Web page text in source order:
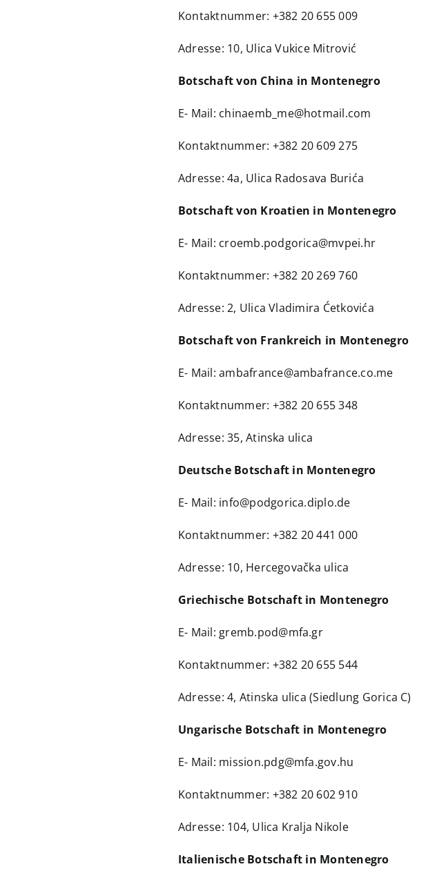
Kontaktnummer: +382 20 655 009
Adresse: 10, Ulica Vukice Mitrović
Botschaft von China in Montenegro
E- Mail: chinaemb_me@hotmail.com
Kontaktnummer: +382 20 609 275
Adresse: 4a, Ulica Radosava Burića
Botschaft von Kroatien in Montenegro
E- Mail: croemb.podgorica@mvpei.hr
Kontaktnummer: +382 20 269 760
Adresse: 2, Ulica Vladimira Ćetkovića
Botschaft von Frankreich in Montenegro
E- Mail:ambafrance@ambafrance.co.me
Kontaktnummer: +382 20 655 348
Adresse: 35, Atinska ulica
Deutsche Botschaft in Montenegro
E- Mail: info@podgorica.diplo.de
Kontaktnummer: +382 20 441 000
Adresse: 10, Hercegovačka ulica
Griechische Botschaft in Montenegro
E- Mail: gremb.pod@mfa.gr
Kontaktnummer: +382 20 655 544
Adresse: 4, Atinska ulica (Siedlung Gorica C)
Ungarische Botschaft in Montenegro
E- Mail: mission.pdg@mfa.gov.hu
​​Kontaktnummer: +382 20 602 910
Adresse: 104, Ulica Kralja Nikole
Italienische Botschaft in Montenegro